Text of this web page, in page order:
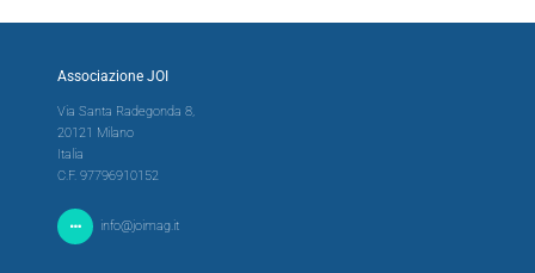
Associazione JOI
Via Santa Radegonda 8,
20121 Milano
Italia
C.F. 97796910152
info@joimag.it